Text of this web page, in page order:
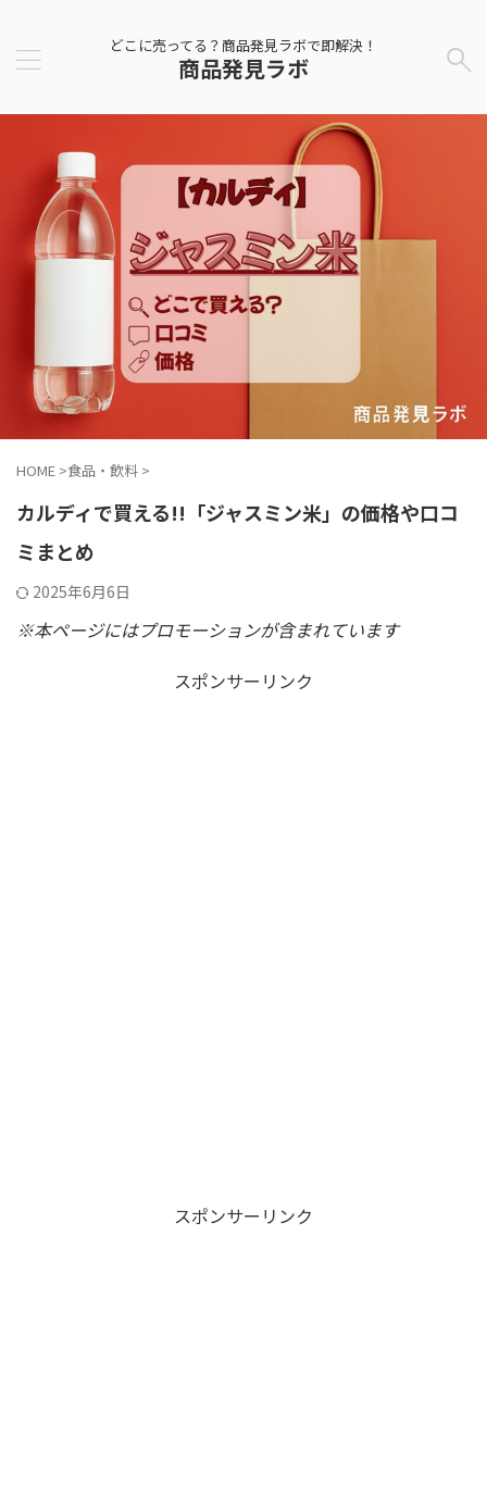
どこに売ってる？商品発見ラボで即解決！
商品発見ラボ
HOME >食品・飲料 >
カルディで買える!!「ジャスミン米」の価格や口コ
ミまとめ
2025年6月6日
※本ページにはプロモーションが含まれています
スポンサーリンク
スポンサーリンク